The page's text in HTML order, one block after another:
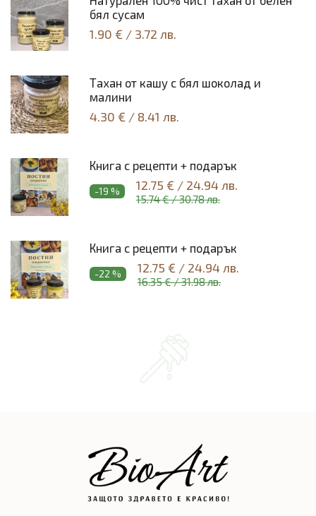
бял сусам
1.90 € / 3.72 лв.
Тахан от кашу с бял шоколад и
малини
4.30 € / 8.41 лв.
Книга с рецепти + подарък
-19 % 12.75 € / 24.94 лв.
15.74 €/30.78 лв.
Книга с рецепти + подарък
-22 % 12.75 € / 24.94 лв.
16.35 €/31.98 лв.